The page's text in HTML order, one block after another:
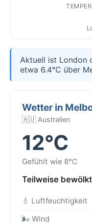
Aktuell ist London
etwa 6.4°C über
Wetter in
🇦🇺 Australien
12°C
Gefühlt wie 8°C
Teilweise bewölkt
💧 Luftfeuchtigkeit
🌬️ Wind